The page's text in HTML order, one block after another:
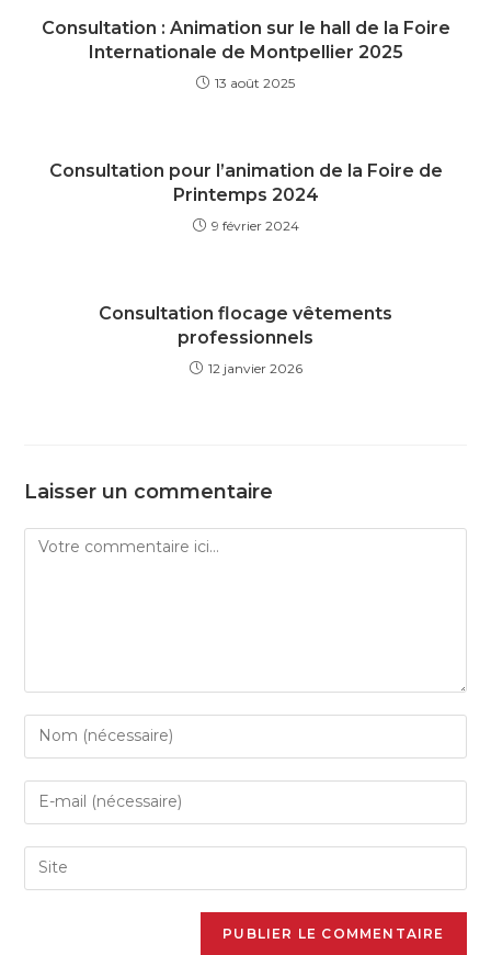
Consultation : Animation sur le hall de la Foire
Internationale de Montpellier 2025
13 août 2025
Consultation pour l’animation de la Foire de
Printemps 2024
9 février 2024
Consultation flocage vêtements
professionnels
12 janvier 2026
Laisser un commentaire